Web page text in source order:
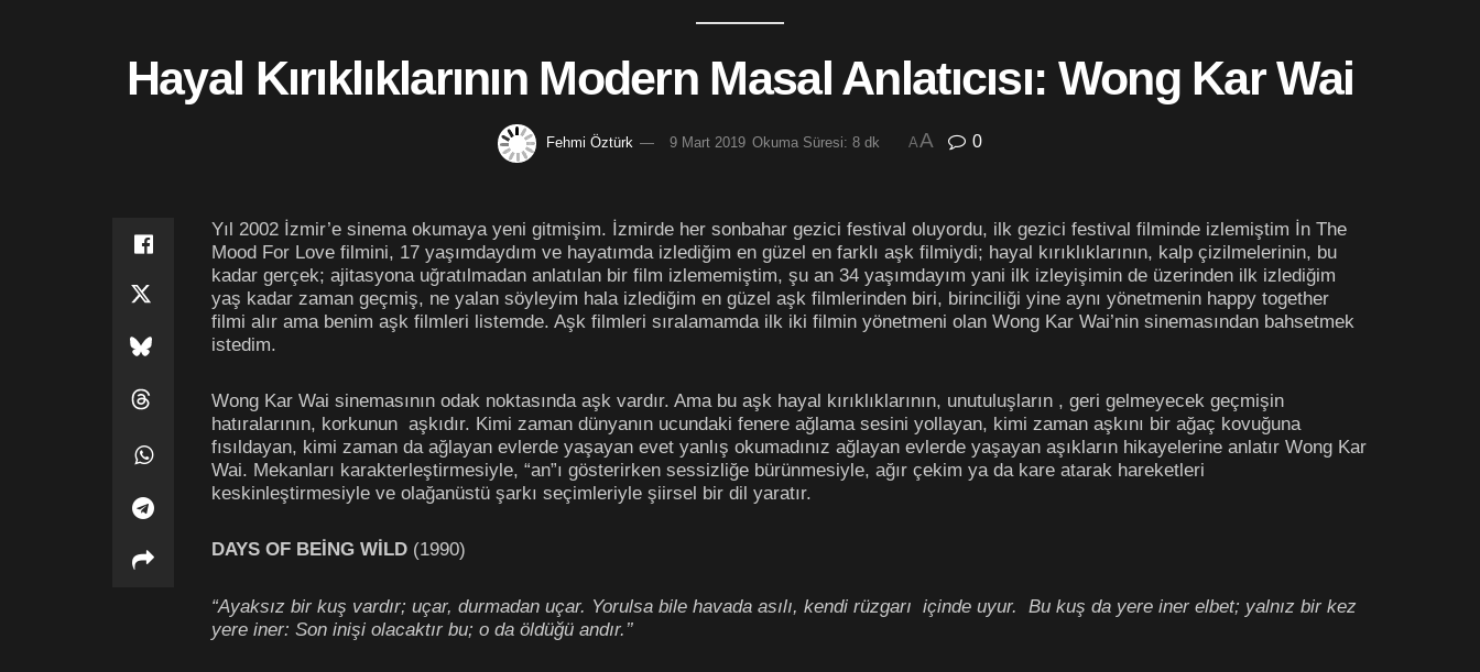
Hayal Kırıklıklarının Modern Masal Anlatıcısı: Wong Kar Wai
Fehmi Öztürk 9 Mart 2019 Okuma Süresi: 8 dk AA 0
Yıl 2002 İzmir’e sinema okumaya yeni gitmişim. İzmirde her sonbahar gezici festival oluyordu, ilk gezici festival filminde izlemiştim İn The
Mood For Love filmini, 17 yaşımdaydım ve hayatımda izlediğim en güzel en farklı aşk filmiydi; hayal kırıklıklarının, kalp çizilmelerinin, bu
kadar gerçek; ajitasyona uğratılmadan anlatılan bir film izlememiştim, şu an 34 yaşımdayım yani ilk izleyişimin de üzerinden ilk izlediğim
yaş kadar zaman geçmiş, ne yalan söyleyim hala izlediğim en güzel aşk filmlerinden biri, birinciliği yine aynı yönetmenin happy together
filmi alır ama benim aşk filmleri listemde. Aşk filmleri sıralamamda ilk iki filmin yönetmeni olan Wong Kar Wai’nin sinemasından bahsetmek
istedim.
Wong Kar Wai sinemasının odak noktasında aşk vardır. Ama bu aşk hayal kırıklıklarının, unutuluşların , geri gelmeyecek geçmişin
hatıralarının, korkunun aşkıdır. Kimi zaman dünyanın ucundaki fenere ağlama sesini yollayan, kimi zaman aşkını bir ağaç kovuğuna
fısıldayan, kimi zaman da ağlayan evlerde yaşayan evet yanlış okumadınız ağlayan evlerde yaşayan aşıkların hikayelerine anlatır Wong Kar
Wai. Mekanları karakterleştirmesiyle, “an”ı gösterirken sessizliğe bürünmesiyle, ağır çekim ya da kare atarak hareketleri
keskinleştirmesiyle ve olağanüstü şarkı seçimleriyle şiirsel bir dil yaratır.
DAYS OF BEİNG WİLD (1990)
“Ayaksız bir kuş vardır; uçar, durmadan uçar. Yorulsa bile havada asılı, kendi rüzgarı içinde uyur. Bu kuş da yere iner elbet; yalnız bir kez
yere iner: Son inişi olacaktır bu; o da öldüğü andır.’’